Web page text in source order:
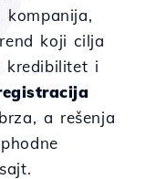
kompanija,
koji cilja
kredibilitet i
a rešenja